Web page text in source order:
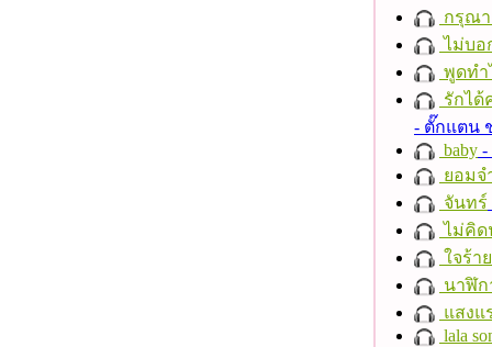
กรุณา
ไม่บอ
พูดทำ
รักได้
- ตั๊กแตน
baby -
ยอม
จันทร์
ไม่คิด
ใจร้าย
นาฬิก
แสงแ
lala